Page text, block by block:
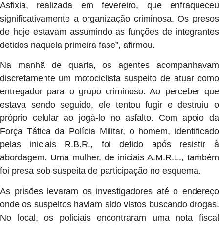
Asfixia, realizada em fevereiro, que enfraqueceu
significativamente a organização criminosa. Os presos
de hoje estavam assumindo as funções de integrantes
detidos naquela primeira fase”, afirmou.
Na manhã de quarta, os agentes acompanhavam
discretamente um motociclista suspeito de atuar como
entregador para o grupo criminoso. Ao perceber que
estava sendo seguido, ele tentou fugir e destruiu o
próprio celular ao jogá-lo no asfalto. Com apoio da
Força Tática da Polícia Militar, o homem, identificado
pelas iniciais R.B.R., foi detido após resistir à
abordagem. Uma mulher, de iniciais A.M.R.L., também
foi presa sob suspeita de participação no esquema.
As prisões levaram os investigadores até o endereço
onde os suspeitos haviam sido vistos buscando drogas.
No local, os policiais encontraram uma nota fiscal